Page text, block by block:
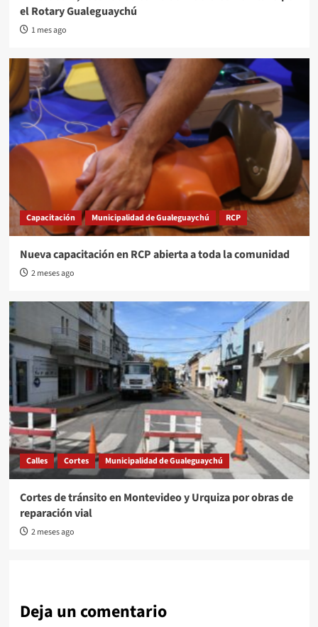
el Rotary Gualeguaychú
1 mes ago
Capacitación Municipalidad de Gualeguaychú RCP
Nueva capacitación en RCP abierta a toda la comunidad
2 meses ago
Calles Cortes Municipalidad de Gualeguaychú
Cortes de tránsito en Montevideo y Urquiza por obras de
reparación vial
2 meses ago
Deja un comentario